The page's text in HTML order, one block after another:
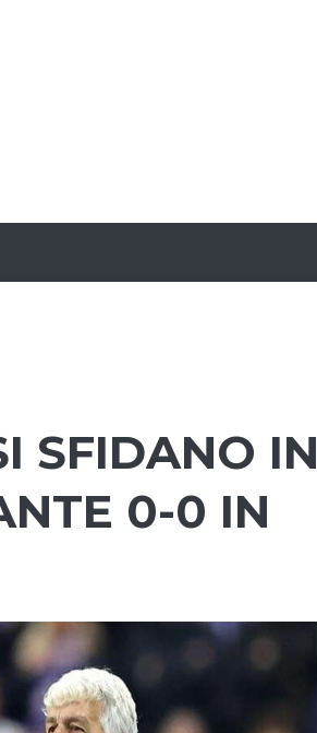
SFIDANO IN
0-0 IN